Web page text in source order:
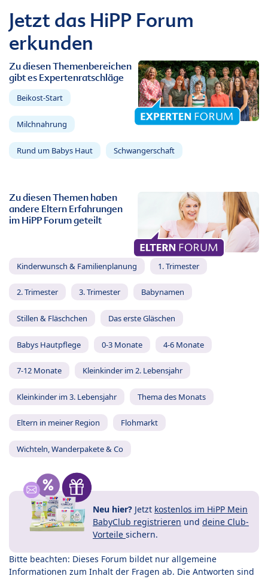
Jetzt das HiPP Forum
erkunden
Zu diesen Themenbereichen
gibt es Expertenratschläge
Beikost-Start
Milchnahrung
Rund um Babys Haut Schwangerschaft
Zu diesen Themen haben
andere Eltern Erfahrungen
im HiPP Forum geteilt
Kinderwunsch & Familienplanung 1. Trimester
2. Trimester 3. Trimester Babynamen
Stillen & Fläschchen Das erste Gläschen
Babys Hautpflege 0-3 Monate 4-6 Monate
7-12 Monate Kleinkinder im 2. Lebensjahr
Kleinkinder im 3. Lebensjahr Thema des Monats
Eltern in meiner Region Flohmarkt
Wichteln, Wanderpakete & Co
Neu hier? Jetzt kostenlos im HiPP Mein
BabyClub registrieren und deine Club-
Vorteile sichern.
Bitte beachten: Dieses Forum bildet nur allgemeine
Informationen zum Inhalt der Fragen ab. Die Antworten sind